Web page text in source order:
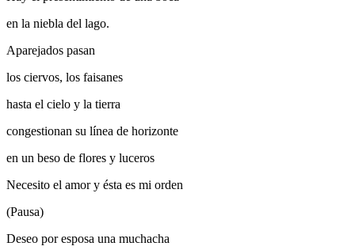
en la niebla del lago.
Aparejados pasan
los ciervos, los faisanes
hasta el cielo y la tierra
congestionan su línea de horizonte
en un beso de flores y luceros
Necesito el amor y ésta es mi orden
(Pausa)
Deseo por esposa una muchacha